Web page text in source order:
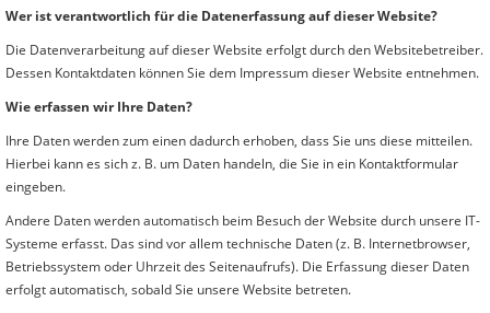
Wer ist verantwortlich für die Datenerfassung auf dieser Website?
Die Datenverarbeitung auf dieser Website erfolgt durch den Websitebetreiber.
Dessen Kontaktdaten können Sie dem Impressum dieser Website entnehmen.
Wie erfassen wir Ihre Daten?
Ihre Daten werden zum einen dadurch erhoben, dass Sie uns diese mitteilen.
Hierbei kann es sich z. B. um Daten handeln, die Sie in ein Kontaktformular
eingeben.
Andere Daten werden automatisch beim Besuch der Website durch unsere IT-
Systeme erfasst. Das sind vor allem technische Daten (z. B. Internetbrowser,
Betriebssystem oder Uhrzeit des Seitenaufrufs). Die Erfassung dieser Daten
erfolgt automatisch, sobald Sie unsere Website betreten.